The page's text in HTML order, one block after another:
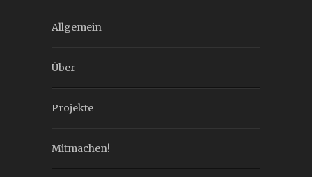
Allgemein
Über
Projekte
Mitmachen!